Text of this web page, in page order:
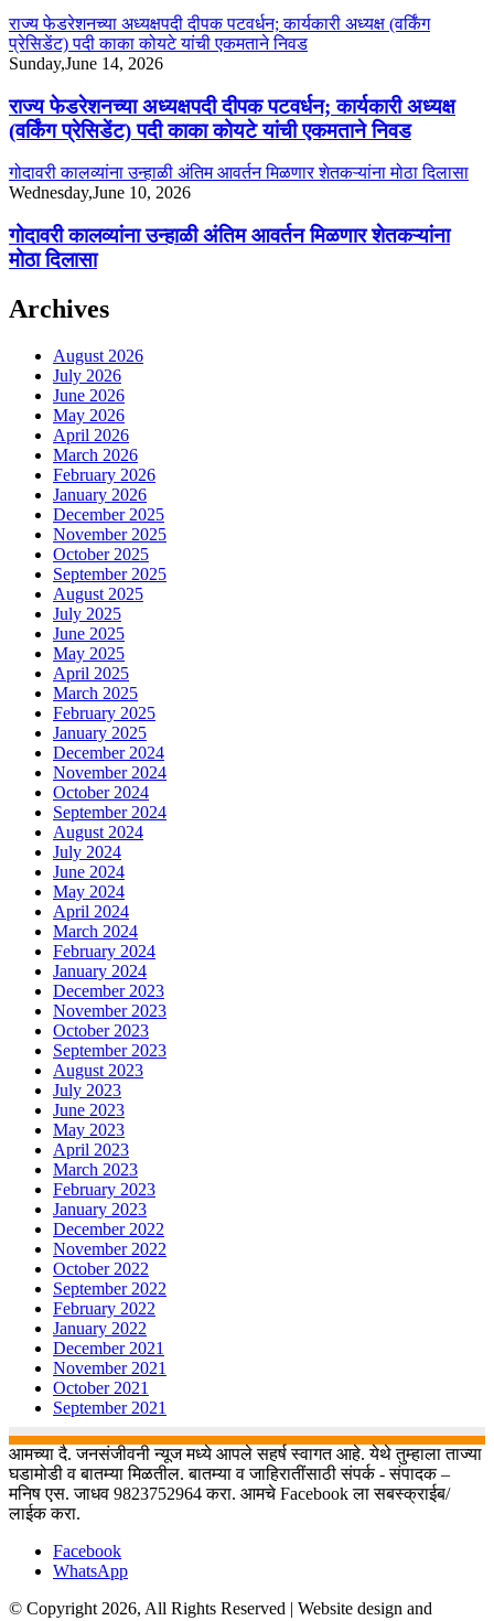
राज्य फेडरेशनच्या अध्यक्षपदी दीपक पटवर्धन; कार्यकारी अध्यक्ष (वर्किंग
प्रेसिडेंट) पदी काका कोयटे यांची एकमताने निवड
Sunday,June 14, 2026
राज्य फेडरेशनच्या अध्यक्षपदी दीपक पटवर्धन; कार्यकारी अध्यक्ष
(वर्किंग प्रेसिडेंट) पदी काका कोयटे यांची एकमताने निवड
गोदावरी कालव्यांना उन्हाळी अंतिम आवर्तन मिळणार शेतकऱ्यांना मोठा दिलासा
Wednesday,June 10, 2026
गोदावरी कालव्यांना उन्हाळी अंतिम आवर्तन मिळणार शेतकऱ्यांना
मोठा दिलासा
Archives
August 2026
July 2026
June 2026
May 2026
April 2026
March 2026
February 2026
January 2026
December 2025
November 2025
October 2025
September 2025
August 2025
July 2025
June 2025
May 2025
April 2025
March 2025
February 2025
January 2025
December 2024
November 2024
October 2024
September 2024
August 2024
July 2024
June 2024
May 2024
April 2024
March 2024
February 2024
January 2024
December 2023
November 2023
October 2023
September 2023
August 2023
July 2023
June 2023
May 2023
April 2023
March 2023
February 2023
January 2023
December 2022
November 2022
October 2022
September 2022
February 2022
January 2022
December 2021
November 2021
October 2021
September 2021
आमच्या दै. जनसंजीवनी न्यूज मध्ये आपले सहर्ष स्वागत आहे. येथे तुम्हाला ताज्या
घडामोडी व बातम्या मिळतील. बातम्या व जाहिरातींसाठी संपर्क - संपादक –
मनिष एस. जाधव 9823752964 करा. आमचे Facebook ला सबस्क्राईब/
लाईक करा.
Facebook
WhatsApp
© Copyright 2026, All Rights Reserved | Website design and